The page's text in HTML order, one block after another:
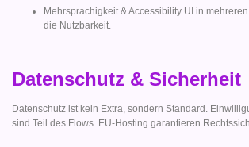
Mehrsprachigkeit & Accessibility UI in
die Nutzbarkeit.
Datenschutz & Sicherheit
Datenschutz ist kein Extra, sondern Standard.
sind Teil des Flows. EU-Hosting garantieren